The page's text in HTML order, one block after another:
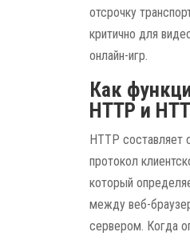
отсрочку
критично для
онлайн-игр.
Как
HTTP и
HTTP составляет
протокол
который
между веб-
сервером. Когда